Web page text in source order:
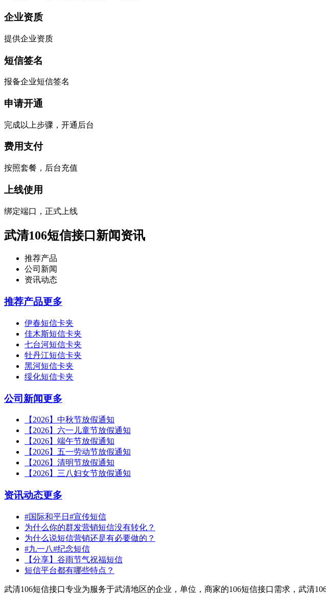
企业资质
提供企业资质
短信签名
报备企业短信签名
申请开通
完成以上步骤，开通后台
费用支付
按照套餐，后台充值
上线使用
绑定端口，正式上线
武清106短信接口新闻资讯
推荐产品
公司新闻
资讯动态
推荐产品更多
伊春短信卡夹
佳木斯短信卡夹
七台河短信卡夹
牡丹江短信卡夹
黑河短信卡夹
绥化短信卡夹
公司新闻更多
【2026】中秋节放假通知
【2026】六一儿童节放假通知
【2026】端午节放假通知
【2026】五一劳动节放假通知
【2026】清明节放假通知
【2026】三八妇女节放假通知
资讯动态更多
#国际和平日#宣传短信
为什么你的群发营销短信没有转化？
为什么说短信营销还是有必要做的？
#九一八#纪念短信
【分享】谷雨节气祝福短信
短信平台都有哪些特点？
武清106短信接口专业为服务于武清地区的企业，单位，商家的106短信接口需求，武清